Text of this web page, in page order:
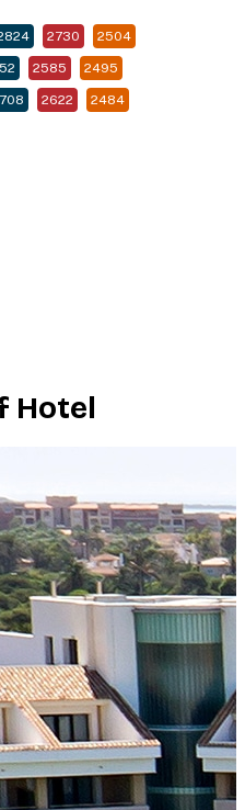
2730 2504
2585 2495
2622 2484
Hotel